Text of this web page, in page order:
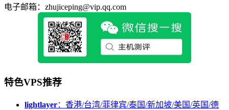
电子邮箱：zhujiceping@vip.qq.com
特色VPS推荐
lightlayer：香港/台湾/菲律宾/泰国/新加坡/美国/英国/德